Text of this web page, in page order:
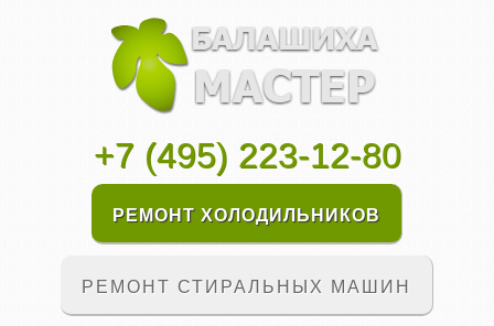
+7 (495) 223-12-80
РЕМОНТ ХОЛОДИЛЬНИКОВ
РЕМОНТ СТИРАЛЬНЫХ МАШИН